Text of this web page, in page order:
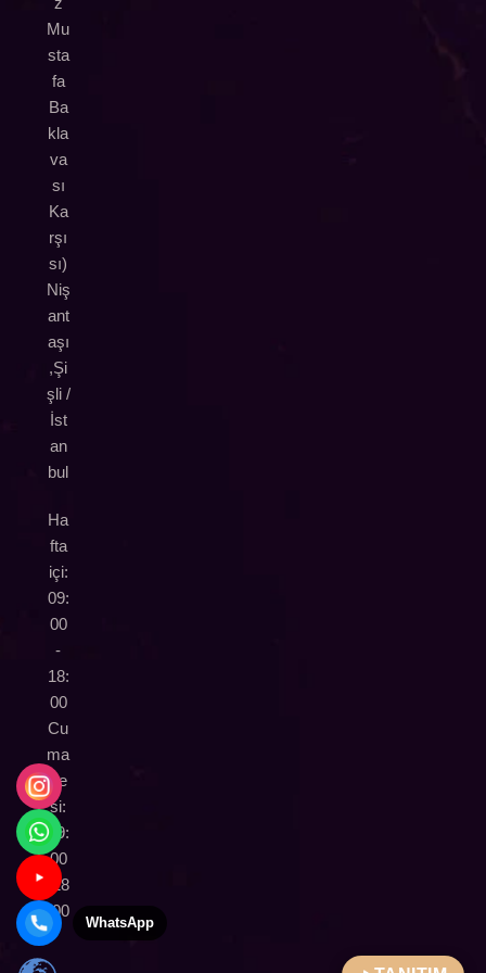
Mu
sta
fa
Ba
kla
va
sı
Ka
rşı
sı)
Niş
ant
aşı
,Şi
şli /
İst
an
bul
Ha
fta
içi:
09:
00
-
18:
00
Cu
ma
rte
si:
09:
00
-18
:00
WhatsApp